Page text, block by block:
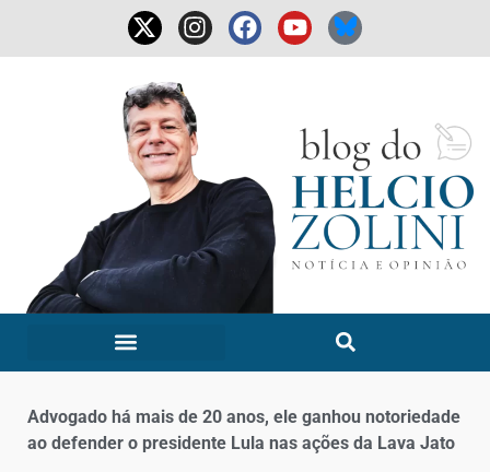
Advogado há mais de 20 anos, ele ganhou notoriedade
ao defender o presidente Lula nas ações da Lava Jato